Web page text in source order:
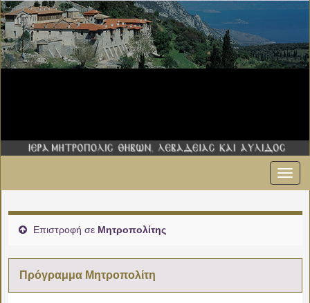
Επιστροφή σε Μητροπολίτης
Πρόγραμμα Μητροπολίτη